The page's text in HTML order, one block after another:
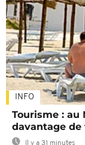
INFO
Tourisme : au
davantage de
Il y a 31 minutes